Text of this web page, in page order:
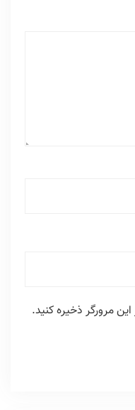
مرورگر ذخیره کنید.